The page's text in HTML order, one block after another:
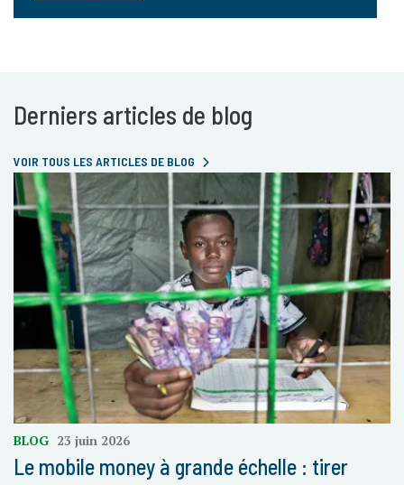
Derniers articles de blog
VOIR TOUS LES ARTICLES DE BLOG
BLOG 23 juin 2026
Le mobile money à grande échelle : tirer